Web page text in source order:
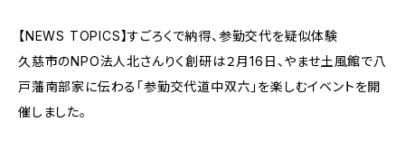
【NEWS TOPICS】すごろくで納得、参勤交代を疑似体験
久慈市のNPO法人北さんりく創研は２月16日、やませ土風館で八
戸藩南部家に伝わる「参勤交代道中双六」を楽しむイベントを開
催しました。